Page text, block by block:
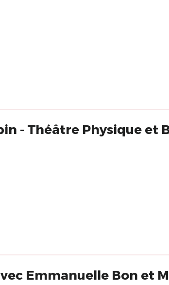
- Théâtre Physique et
pour le clown » avec Emmanuelle